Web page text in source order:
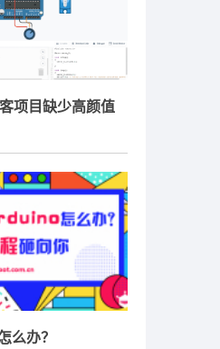
项目缺少高颜值
么办？